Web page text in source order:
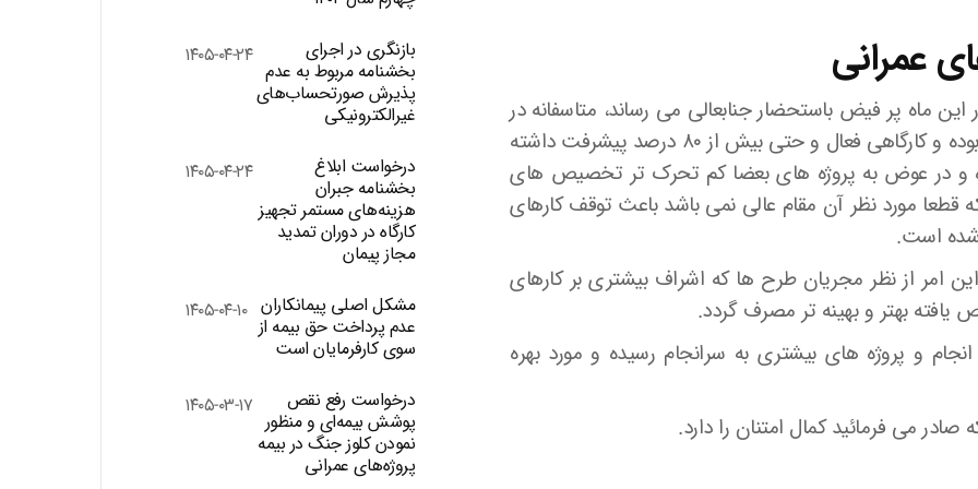
عمرانی
ماه پر فیض باستحضار جنابعالی می رساند، متاسفانه در
سنوات اخیر بسیاری از پروژه ها که در حال عملیات بوده و کارگاهی فعال و حتی بیش از ۸۰ درصد پیشرفت داشته
و در عوض به پروژه های بعضا کم تحرک تر تخصیص های
مورد نظر آن مقام عالی نمی باشد باعث توقف کارهای
شده است.
امر از نظر مجریان طرح ها که اشراف بیشتری بر کارهای
یافته بهتر و بهینه تر مصرف گردد.
و پروژه های بیشتری به سرانجام رسیده و مورد بهره
می فرمائید کمال امتنان را دارد.
بازنگری در اجرای
بخشنامه مربوط به عدم
پذیرش صورتحساب‌های
غیرالکترونیکی
۱۴۰۵-۰۴-۲۴
درخواست ابلاغ
بخشنامه جبران
هزینه‌های مستمر تجهیز
کارگاه در دوران تمدید
مجاز پیمان
۱۴۰۵-۰۴-۲۴
مشکل اصلی پیمانکاران
عدم پرداخت حق بیمه از
سوی کارفرمایان است
۱۴۰۵-۰۴-۱۰
درخواست رفع نقص
پوشش بیمه‌ای و منظور
نمودن کلوز جنگ در بیمه
پروژه‌های عمرانی
۱۴۰۵-۰۳-۱۷